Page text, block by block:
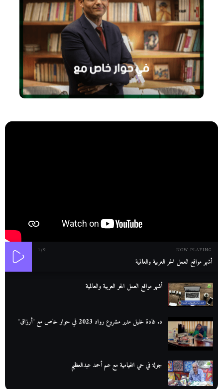
NOW PLAYING
1/9
أشهر مواقع العمل الحر العربية والعالمية
أشهر مواقع العمل الحر العربية والعالمية
د. غادة خليل مدير مشروع رواد 2023 في حوار خاص مع "أرزاق"
جولة في حي الخيامية مع عم أحمد عبدالعظيم